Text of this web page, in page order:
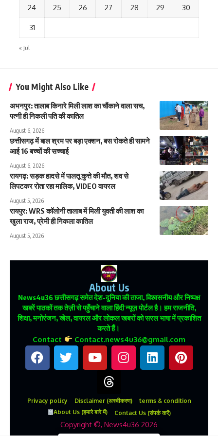
24 25 26 27 28 29 30
31
« Jul
You Might Also Like
अभनपुर: तालाब किनारे मिली लाश का चौंकाने वाला सच,
पत्नी ही निकली पति की कातिल
August 6, 2026
छत्तीसगढ़ में बाल श्रम पर बड़ा एक्शन, बस रोकते ही सामने
आई 16 बच्चों की सच्चाई
August 6, 2026
रायगढ़: सड़क हादसे में पालतू कुत्ते की मौत, शव से
लिपटकर रोता रहा मालिक, VIDEO वायरल
August 5, 2026
रायपुर: WRS कॉलोनी तालाब में मिली युवती की लाश का
खुला राज, प्रेमी ही निकला कातिल
August 5, 2026
About Us
News4u36छत्तीसगढ़ समेत देश-दुनिया की ताजा, विश्वसनीय और निष्पक्ष
खबरें पाठकों तक तेज़ी से पहुँचाने वाला हिंदी न्यूज़ पोर्टल है। हम राजनीति,
शिक्षा, मनोरंजन, खेल, वायरल और लोकल खबरों को सरल भाषा में प्रकाशित
करते हैं।
Contact Contact.news4u36@gmail.com
Privacy policy Disclaimer (अस्वीकरण)
terms & condition
About Us (हमारे बारे में)
Contact Us (संपर्क करें)
Copyright ©, News4u36 2026